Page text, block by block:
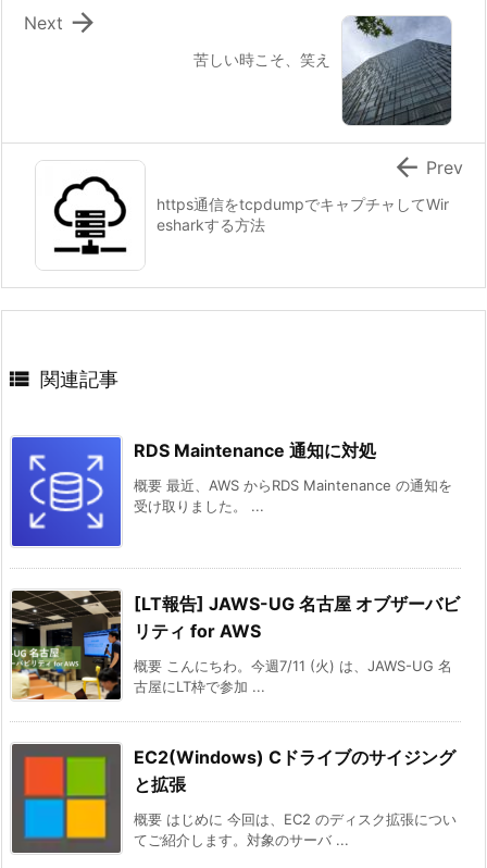
苦しい時こそ、笑え

Next
https通信をtcpdumpでキャプチャしてWir
esharkする方法
 Prev
 関連記事
RDS Maintenance 通知に対処
概要 最近、AWS からRDS Maintenance の通知を
受け取りました。 ...
[LT報告] JAWS-UG 名古屋 オブザーバビ
リティ for AWS
概要 こんにちわ。今週7/11 (火) は、JAWS-UG 名
古屋にLT枠で参加 ...
EC2(Windows) Cドライブのサイジング
と拡張
概要 はじめに 今回は、EC2 のディスク拡張につい
てご紹介します。対象のサーバ ...